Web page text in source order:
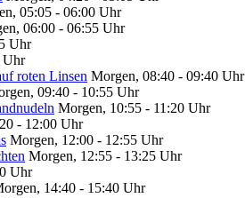
05:05 - 06:00 Uhr
06:00 - 06:55 Uhr
Uhr
Uhr
roten Linsen Morgen, 08:40 - 09:40 Uhr
09:40 - 10:55 Uhr
Morgen, 10:55 - 11:20 Uhr
- 12:00 Uhr
Morgen, 12:00 - 12:55 Uhr
Morgen, 12:55 - 13:25 Uhr
Uhr
14:40 - 15:40 Uhr